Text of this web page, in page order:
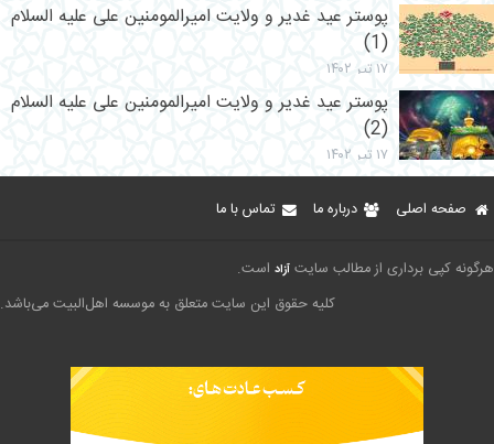
پوستر عید غدیر و ولایت امیرالمومنین علی علیه السلام
(1)
۱۷ تیر ۱۴۰۲
پوستر عید غدیر و ولایت امیرالمومنین علی علیه السلام
(2)
۱۷ تیر ۱۴۰۲
صفحه اصلی درباره ما تماس با ما
هرگونه کپی برداری از مطالب سایت آزاد است.
کلیه حقوق این سایت متعلق به موسسه اهل‌البیت می‌باشد.